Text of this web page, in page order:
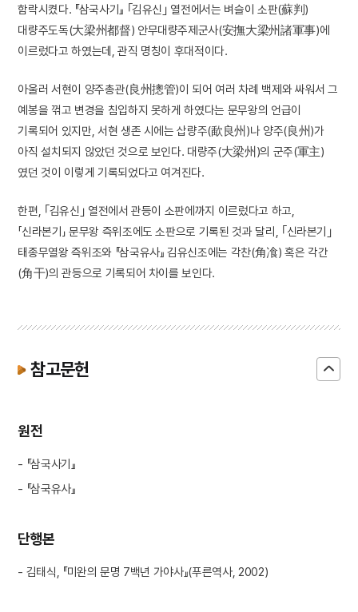
함락시켰다. 『삼국사기』 ｢김유신｣ 열전에서는 벼슬이 소판(蘇判)
대량주도독(大梁州都督) 안무대량주제군사(安撫大梁州諸軍事)에
이르렀다고 하였는데, 관직 명칭이 후대적이다.
아울러 서현이 양주총관(良州摠管)이 되어 여러 차례 백제와 싸워서 그
예봉을 꺾고 변경을 침입하지 못하게 하였다는 문무왕의 언급이
기록되어 있지만, 서현 생존 시에는 삽량주(歃良州)나 양주(良州)가
아직 설치되지 않았던 것으로 보인다. 대량주(大梁州)의 군주(軍主)
였던 것이 이렇게 기록되었다고 여겨진다.
한편, ｢김유신｣ 열전에서 관등이 소판에까지 이르렀다고 하고,
「신라본기」 문무왕 즉위조에도 소판으로 기록된 것과 달리, ｢신라본기｣
태종무열왕 즉위조와 『삼국유사』 김유신조에는 각찬(角飡) 혹은 각간
(角干)의 관등으로 기록되어 차이를 보인다.
참고문헌
원전
- 『삼국사기』
- 『삼국유사』
단행본
- 김태식, 『미완의 문명 7백년 가야사』(푸른역사, 2002)